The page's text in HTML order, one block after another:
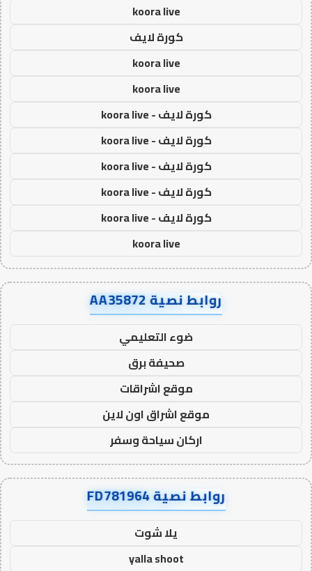
koora live
كورة لايف
koora live
koora live
كورة لايف - koora live
كورة لايف - koora live
كورة لايف - koora live
كورة لايف - koora live
كورة لايف - koora live
koora live
روابط نصية AA35872
ضوء التعليمي
صحيفة برق
موقع اشراقات
موقع اشراق اون لاين
اركان سياحة وسفر
روابط نصية FD781964
يلا شوت
yalla shoot